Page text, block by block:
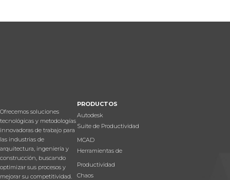
Ofrecemos soluciones
tecnológicas y metodologías
innovadoras de trabajo para
las industrias de
arquitectura, ingeniería y
construcción, buscando
optimizar sus procesos y
mejorar su competitividad.
PRODUCTOS
Autodesk
Suite de Productividad
MCAD
Herramientas de
Productividad
Chaos